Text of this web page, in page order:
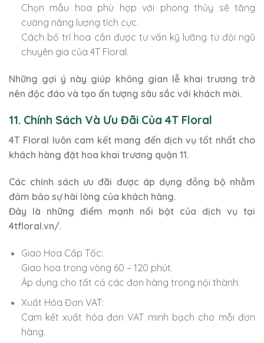
Chọn mẫu hoa phù hợp với phong thủy sẽ tăng
cường năng lượng tích cực.
Cách bố trí hoa cần được tư vấn kỹ lưỡng từ đội ngũ
chuyên gia của 4T Floral.
Những gợi ý này giúp không gian lễ khai trương trở
nên độc đáo và tạo ấn tượng sâu sắc với khách mời.
11. Chính Sách Và Ưu Đãi Của 4T Floral
4T Floral luôn cam kết mang đến dịch vụ tốt nhất cho
khách hàng đặt hoa khai trương quận 11.
Các chính sách ưu đãi được áp dụng đồng bộ nhằm
đảm bảo sự hài lòng của khách hàng.
Đây là những điểm mạnh nổi bật của dịch vụ tại
4tfloral.vn/.
Giao Hoa Cấp Tốc:
Giao hoa trong vòng 60 – 120 phút.
Áp dụng cho tất cả các đơn hàng trong nội thành.
Xuất Hóa Đơn VAT:
Cam kết xuất hóa đơn VAT minh bạch cho mỗi đơn
hàng.